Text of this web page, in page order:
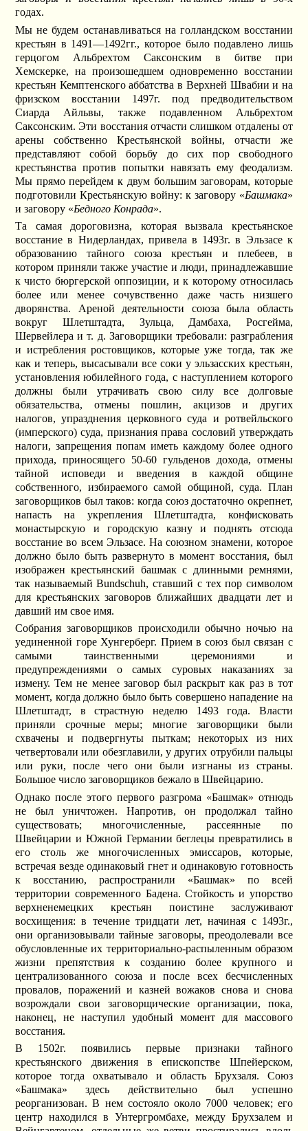
годах.
Мы не будем останавливаться на голландском восстании
крестьян в 1491—1492гг., которое было подавлено лишь
герцогом Альбрехтом Саксонским в битве при
Хемскерке, на произошедшем одновременно восстании
крестьян Кемптенского аббатства в Верхней Швабии и на
фризском восстании 1497г. под предводительством
Сиарда Айльвы, также подавленном Альбрехтом
Саксонским. Эти восстания отчасти слишком отдалены от
арены собственно Крестьянской войны, отчасти же
представляют собой борьбу до сих пор свободного
крестьянства против попытки навязать ему феодализм.
Мы прямо перейдем к двум большим заговорам, которые
подготовили Крестьянскую войну: к заговору «Башмака»
и заговору «Бедного Конрада».
Та самая дороговизна, которая вызвала крестьянское
восстание в Нидерландах, привела в 1493г. в Эльзасе к
образованию тайного союза крестьян и плебеев, в
котором приняли также участие и люди, принадлежавшие
к чисто бюргерской оппозиции, и к которому относилась
более или менее сочувственно даже часть низшего
дворянства. Ареной деятельности союза была область
вокруг Шлетштадта, Зульца, Дамбаха, Росгейма,
Шервейлера и т. д. Заговорщики требовали: разграбления
и истребления ростовщиков, которые уже тогда, так же
как и теперь, высасывали все соки у эльзасских крестьян,
установления юбилейного года, с наступлением которого
должны были утрачивать свою силу все долговые
обязательства, отмены пошлин, акцизов и других
налогов, упразднения церковного суда и ротвейльского
(имперского) суда, признания права сословий утверждать
налоги, запрещения попам иметь каждому более одного
прихода, приносящего 50-60 гульденов дохода, отмены
тайной исповеди и введения в каждой общине
собственного, избираемого самой общиной, суда. План
заговорщиков был таков: когда союз достаточно окрепнет,
напасть на укрепления Шлетштадта, конфисковать
монастырскую и городскую казну и поднять отсюда
восстание во всем Эльзасе. На союзном знамени, которое
должно было быть развернуто в момент восстания, был
изображен крестьянский башмак с длинными ремнями,
так называемый Bundschuh, ставший с тех пор символом
для крестьянских заговоров ближайших двадцати лет и
давший им свое имя.
Собрания заговорщиков происходили обычно ночью на
уединенной горе Хунгерберг. Прием в союз был связан с
самыми таинственными церемониями и
предупреждениями о самых суровых наказаниях за
измену. Тем не менее заговор был раскрыт как раз в тот
момент, когда должно было быть совершено нападение на
Шлетштадт, в страстную неделю 1493 года. Власти
приняли срочные меры; многие заговорщики были
схвачены и подвергнуты пыткам; некоторых из них
четвертовали или обезглавили, у других отрубили пальцы
или руки, после чего они были изгнаны из страны.
Большое число заговорщиков бежало в Швейцарию.
Однако после этого первого разгрома «Башмак» отнюдь
не был уничтожен. Напротив, он продолжал тайно
существовать; многочисленные, рассеянные по
Швейцарии и Южной Германии беглецы превратились в
его столь же многочисленных эмиссаров, которые,
встречая везде одинаковый гнет и одинаковую готовность
к восстанию, распространили «Башмак» по всей
территории современного Бадена. Стойкость и упорство
верхненемецких крестьян поистине заслуживают
восхищения: в течение тридцати лет, начиная с 1493г.,
они организовывали тайные заговоры, преодолевали все
обусловленные их территориально-распыленным образом
жизни препятствия к созданию более крупного и
централизованного союза и после всех бесчисленных
провалов, поражений и казней вожаков снова и снова
возрождали свои заговорщические организации, пока,
наконец, не наступил удобный момент для массового
восстания.
В 1502г. появились первые признаки тайного
крестьянского движения в епископстве Шпейерском,
которое тогда охватывало и область Брухзаля. Союз
«Башмака» здесь действительно был успешно
реорганизован. В нем состояло около 7000 человек; его
центр находился в Унтергромбахе, между Брухзалем и